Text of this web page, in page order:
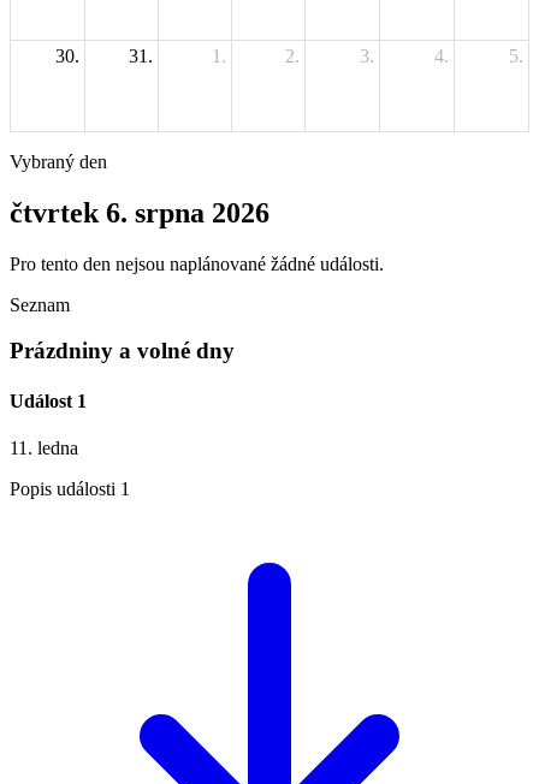
30. 31. 1. 2. 3. 4. 5.
Vybraný den
čtvrtek 6. srpna 2026
Pro tento den nejsou naplánované žádné události.
Seznam
Prázdniny a volné dny
Událost 1
11. ledna
Popis události 1